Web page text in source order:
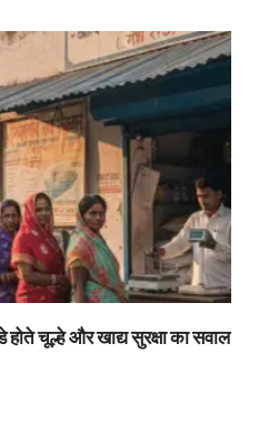
चूल्हे और खाद्य सुरक्षा का सवाल